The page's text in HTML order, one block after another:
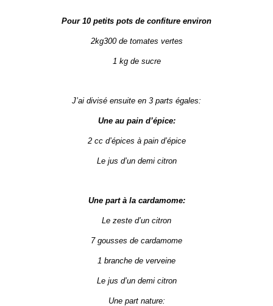
Pour 10 petits pots de confiture environ
2kg300 de tomates vertes
1 kg de sucre
J’ai divisé ensuite en 3 parts égales:
Une au pain d’épice:
2 cc d’épices à pain d’épice
Le jus d’un demi citron
Une part à la cardamome:
Le zeste d’un citron
7 gousses de cardamome
1 branche de verveine
Le jus d’un demi citron
Une part nature: